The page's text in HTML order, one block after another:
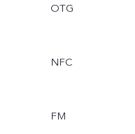
OTG
NFC
FM